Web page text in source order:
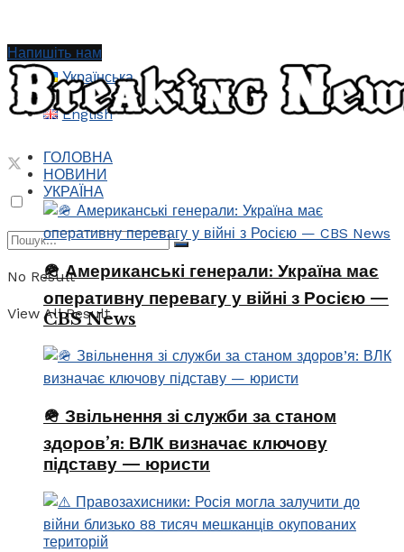
Українська
English
No Result
View All Result
Напишіть нам
ГОЛОВНА
НОВИНИ
УКРАЇНА
🪖 Американські генерали: Україна має
оперативну перевагу у війні з Росією —
CBS News
🪖 Звільнення зі служби за станом
здоров’я: ВЛК визначає ключову
підставу — юристи